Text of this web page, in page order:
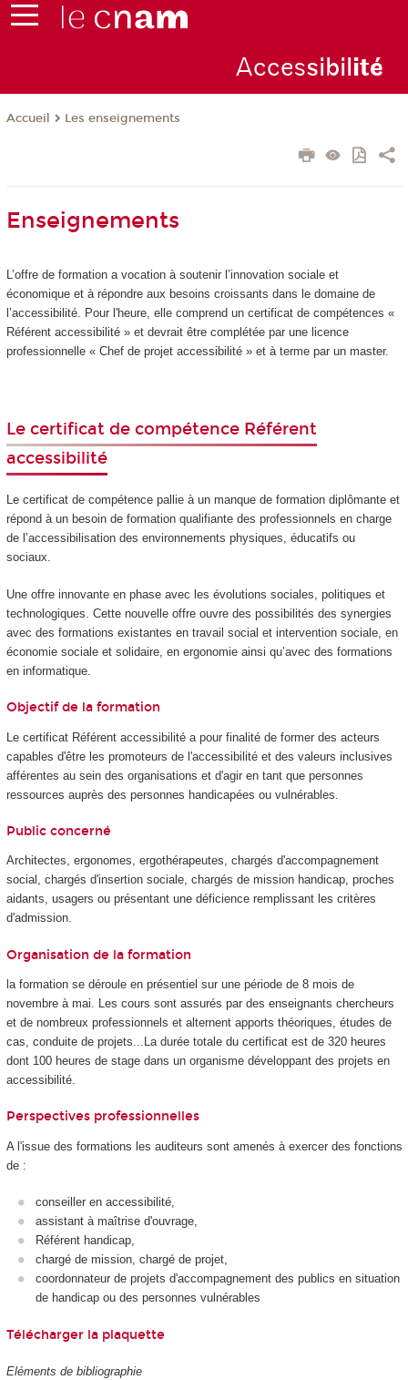
Accessibilité
Accueil Les enseignements
Enseignements
L’offre de formation a vocation à soutenir l’innovation sociale et
économique et à répondre aux besoins croissants dans le domaine de
l’accessibilité. Pour l'heure, elle comprend un certificat de compétences «
Référent accessibilité » et devrait être complétée par une licence
professionnelle « Chef de projet accessibilité » et à terme par un master.
Le certificat de compétence Référent
accessibilité
Le certificat de compétencepallie à un manque de formation diplômante et
répond à un besoin de formation qualifiante des professionnels en charge
de l’accessibilisation des environnements physiques, éducatifs ou
sociaux.
Une offre innovante en phase avec les évolutions sociales, politiques et
technologiques. Cette nouvelle offre ouvre des possibilités des synergies
avec des formations existantes en travail social et intervention sociale, en
économie sociale et solidaire, en ergonomie ainsi qu’avec des formations
en informatique.
Objectif de la formation
Le certificat Référent accessibilité a pour finalité de former des acteurs
capables d'être les promoteurs de l'accessibilité et des valeurs inclusives
afférentes au sein des organisations et d'agir en tant que personnes
ressources auprès des personnes handicapées ou vulnérables.
Public concerné
Architectes, ergonomes, ergothérapeutes, chargés d'accompagnement
social, chargés d'insertion sociale, chargés de mission handicap, proches
aidants, usagers ou présentant une déficience remplissant les critères
d'admission.
Organisation de la formation
la formation se déroule en présentiel sur une période de 8 mois de
novembre à mai. Les cours sont assurés par des enseignants chercheurs
et de nombreux professionnels et alternent apports théoriques, études de
cas, conduite de projets...La durée totale du certificat est de 320 heures
dont 100 heures de stage dans un organisme développant des projets en
accessibilité.
Perspectives professionnelles
A l'issue des formations les auditeurs sont amenés à exercer des fonctions
de :
conseiller en accessibilité,
assistant à maîtrise d'ouvrage,
Référent handicap,
chargé de mission, chargé de projet,
coordonnateur de projets d'accompagnement des publics en situation
de handicap ou des personnes vulnérables
Télécharger la plaquette
Eléments de bibliographie